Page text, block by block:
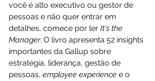
você é alto executivo ou gestor de
pessoas e não quer entrar em
detalhes, comece por ler It's the
Manager. O livro apresenta 52 insights
importantes da Gallup sobre
estratégia, liderança, gestão de
pessoas, employee experience e o